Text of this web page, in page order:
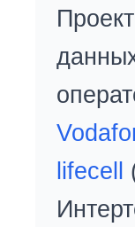
Проект
lifecell